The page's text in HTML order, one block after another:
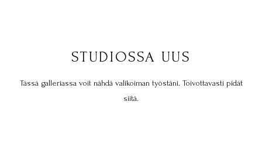
STUDIOSSA UUS
Tässä galleriassa voit nähdä valikoiman työstäni. Toivottavasti pidät
siitä.